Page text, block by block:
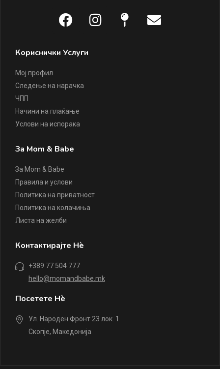
Кориснички Услуги
Мој профил
Следење на нарачка
ЧПП
Начини на плаќање
Услови на испорака
За Mom & Babe
За Mom & Babe
Правила и услови
Политика на приватност
Политика на колачиња
Листа на желби
Контактирајте Нè
+389 77 504 777
hello@momandbabe.mk
Посетете Нè
Ул. Народен Фронт 23 лок. 1
Скопје, Македонија